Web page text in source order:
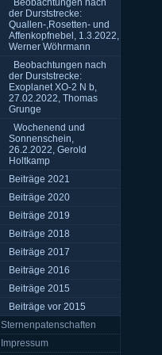
Beobachtungen nach
der Durststrecke:
Quallen-,Rosetten- und
Affenkopfnebel, 1.3.2022,
Werner Wöhrmann
Beobachtungen nach
der Durststrecke:
Exoplanet XO-2 N b,
27.02.2022, Thomas
Grunge
Wochenend und
Sonnenschein,
26.2.2022, Gerold
Holtkamp
Beiträge 2021
Beiträge 2020
Beiträge 2019
Beiträge 2018
Beiträge 2017
Beiträge 2016
Beiträge 2015
Beiträge vor 2015
Sternenpatenschaften
Impressum